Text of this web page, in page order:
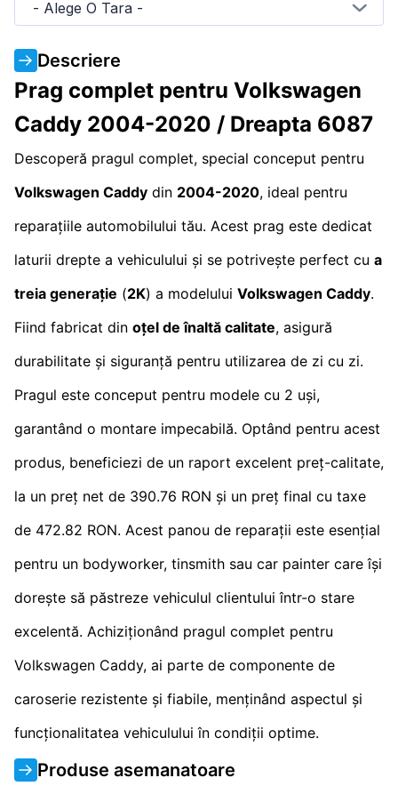
- Alege O Tara -
Descriere
Prag complet pentru Volkswagen
Caddy 2004-2020 / Dreapta 6087
Descoperă pragul complet, special conceput pentru
Volkswagen Caddy din 2004-2020, ideal pentru
reparațiile automobilului tău. Acest prag este dedicat
laturii drepte a vehiculului și se potrivește perfect cu a
treia generație (2K) a modelului Volkswagen Caddy.
Fiind fabricat din oțel de înaltă calitate, asigură
durabilitate și siguranță pentru utilizarea de zi cu zi.
Pragul este conceput pentru modele cu 2 uși,
garantând o montare impecabilă. Optând pentru acest
produs, beneficiezi de un raport excelent preț-calitate,
la un preț net de 390.76 RON și un preț final cu taxe
de 472.82 RON. Acest panou de reparații este esențial
pentru un bodyworker, tinsmith sau car painter care își
dorește să păstreze vehiculul clientului într-o stare
excelentă. Achiziționând pragul complet pentru
Volkswagen Caddy, ai parte de componente de
caroserie rezistente și fiabile, menținând aspectul și
funcționalitatea vehiculului în condiții optime.
Produse asemanatoare